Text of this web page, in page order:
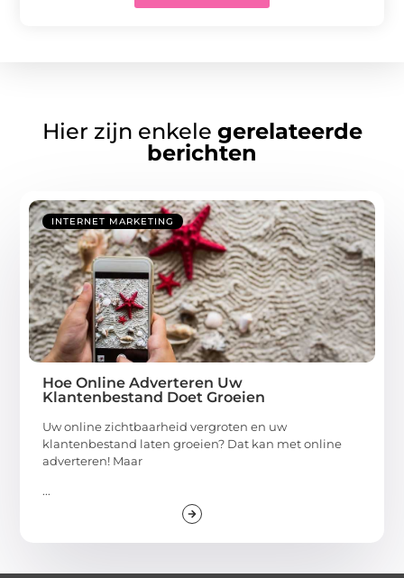
Hier zijn enkele gerelateerde
berichten
INTERNET MARKETING
Hoe Online Adverteren Uw
Klantenbestand Doet Groeien
Uw online zichtbaarheid vergroten en uw
klantenbestand laten groeien? Dat kan met online
adverteren! Maar
...